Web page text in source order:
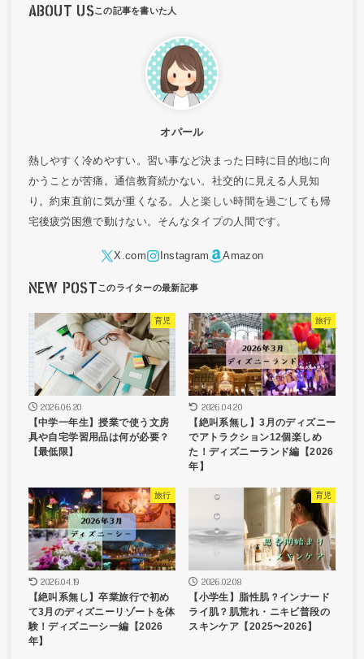
ABOUT US
オパール
熱しやすく冷めやすい。習い事など決まった日時に目的地に向
かうことが苦痛。通信教育続かない。社交的に見える人見知
り。約束直前に気が重くなる。人と楽しい時間を過ごしても帰
宅後疲労困憊で動けない。そんなタイプの人間です。
NEW POST
育児
2026.06.20
【中学一年生】授業で使う文房
具や自宅学習用品は何が必要？
【最低限】
旅行
2026.04.20
【絶叫系無し】3月のディズニー
でアトラクション12個楽しめ
た！ディズニーランド編【2026
年】
旅行
2026.04.19
【絶叫系無し】卒業旅行で初め
て3月のディズニーリゾートを体
験！ディズニーシー編【2026
年】
育児
2026.02.08
【小学生】脂性肌？インナード
ライ肌？肌荒れ・ニキビ普段の
スキンケア【2025〜2026】